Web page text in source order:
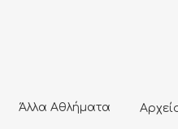
Άλλα Αθλήματα